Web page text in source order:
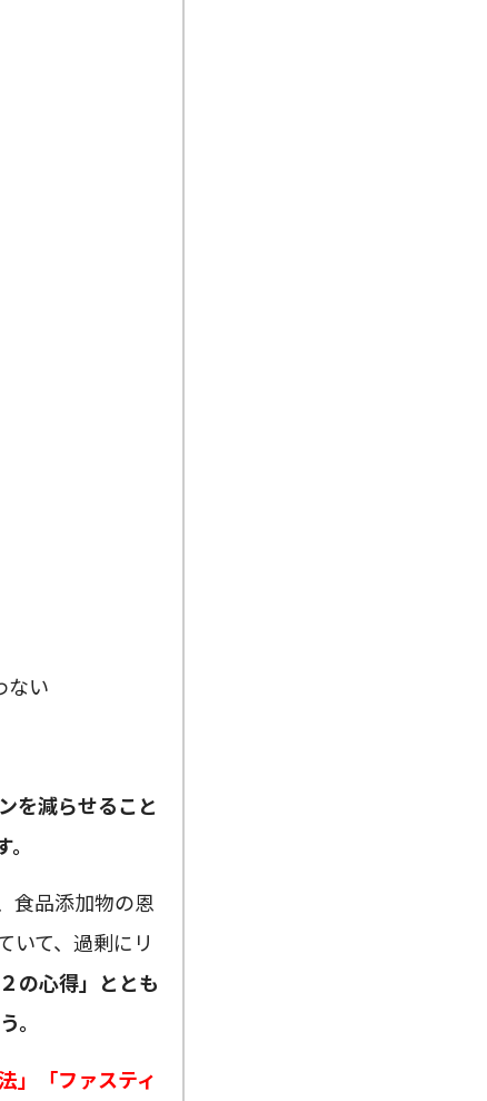
ない
を減らせること
食品添加物の恩
いて、過剰にリ
の心得」ととも
。
」「ファスティ